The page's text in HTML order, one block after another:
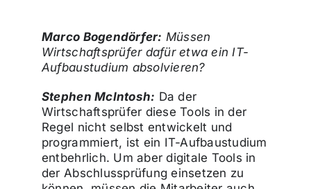
Marco Bogendörfer: Müssen
Wirtschaftsprüfer dafür etwa ein IT-
Aufbaustudium absolvieren?
Stephen McIntosh: Da der
Wirtschaftsprüfer diese Tools in der
Regel nicht selbst entwickelt und
programmiert, ist ein IT-Aufbaustudium
entbehrlich. Um aber digitale Tools in
der Abschlussprüfung einsetzen zu